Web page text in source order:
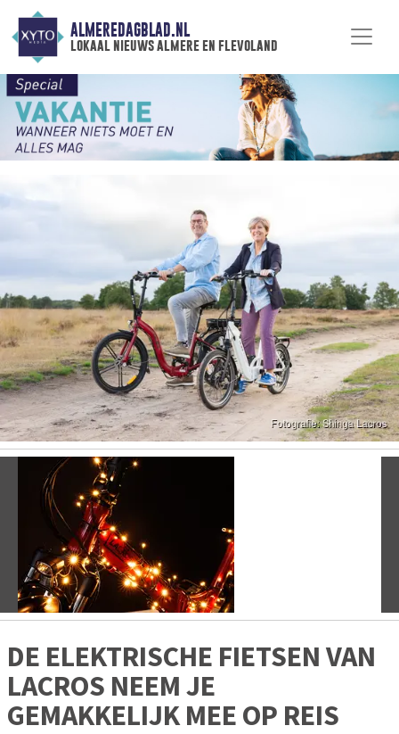
ALMEREDAGBLAD.NL
lokaal nieuws almere en flevoland
DE ELEKTRISCHE FIETSEN VAN
LACROS NEEM JE
GEMAKKELIJK MEE OP REIS